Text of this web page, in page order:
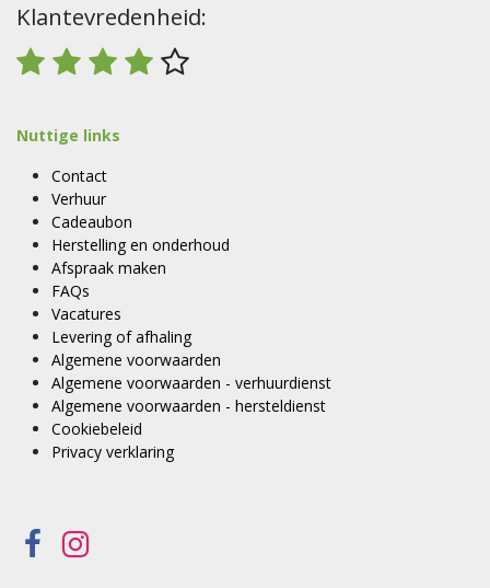
Klantevredenheid:
Nuttige links
Contact
Verhuur
Cadeaubon
Herstelling en onderhoud
Afspraak maken
FAQs
Vacatures
Levering of afhaling
Algemene voorwaarden
Algemene voorwaarden - verhuurdienst
Algemene voorwaarden - hersteldienst
Cookiebeleid
Privacy verklaring